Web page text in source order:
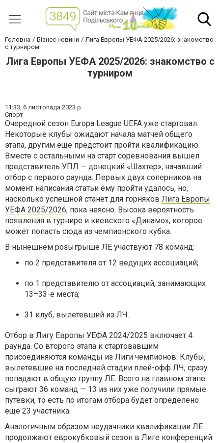
Головна Бізнес новини
Лига Европы УЕФА 2025/2026: знакомство
с турниром
Лига Европы УЕФА 2025/2026: знакомство с
турниром
11:33, 6 листопада 2023 р.
Спорт
Очередной сезон Europa League UEFA уже стартовал.
Некоторые клубы ожидают начала матчей общего
этапа, другим еще предстоит пройти квалификацию.
Вместе с остальными на старт соревнования вышел
представитель УПЛ — донецкий «Шахтер», начавший
отбор с первого раунда. Первых двух соперников на
момент написания статьи ему пройти удалось, но,
насколько успешной станет для горняков Лига Европы
УЕФА 2025/2026, пока неясно. Высока вероятность
появления в турнире и киевского «Динамо», которое
может попасть сюда из чемпионского кубка.
В нынешнем розыгрыше ЛЕ участвуют 78 команд:
по 2 представителя от 12 ведущих ассоциаций;
по 1 представителю от ассоциаций, занимающих
13–33-е места;
31 клуб, вылетевший из ЛЧ.
Отбор в Лигу Европы УЕФА 2024/2025 включает 4
раунда. Со второго этапа к стартовавшим
присоединяются команды из Лиги чемпионов. Клубы,
вылетевшие на последней стадии плей-офф ЛЧ, сразу
попадают в общую группу ЛЕ. Всего на главном этапе
сыграют 36 команд — 13 из них уже получили прямые
путевки, то есть по итогам отбора будет определено
еще 23 участника.
Аналогичным образом неудачники квалификации ЛЕ
продолжают еврокубковый сезон в Лиге конференций.